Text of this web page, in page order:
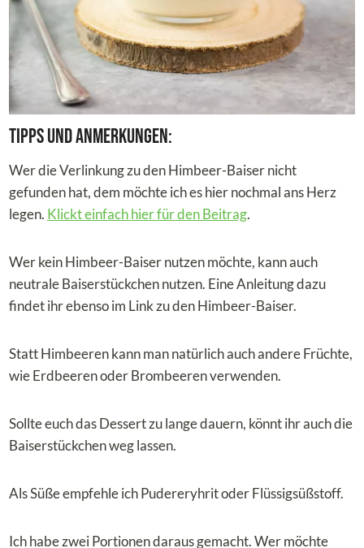
Tipps und Anmerkungen:
Wer die Verlinkung zu den Himbeer-Baiser nicht
gefunden hat, dem möchte ich es hier nochmal ans Herz
legen. Klickt einfach hier für den Beitrag.
Wer kein Himbeer-Baiser nutzen möchte, kann auch
neutrale Baiserstückchen nutzen. Eine Anleitung dazu
findet ihr ebenso im Link zu den Himbeer-Baiser.
Statt Himbeeren kann man natürlich auch andere Früchte,
wie Erdbeeren oder Brombeeren verwenden.
Sollte euch das Dessert zu lange dauern, könnt ihr auch die
Baiserstückchen weg lassen.
Als Süße empfehle ich Pudereryhrit oder Flüssigsüßstoff.
Ich habe zwei Portionen daraus gemacht. Wer möchte